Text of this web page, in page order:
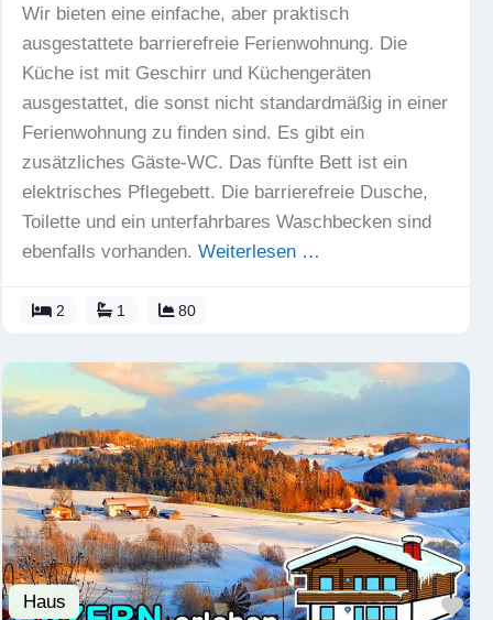
Wir bieten eine einfache, aber praktisch
ausgestattete barrierefreie Ferienwohnung. Die
Küche ist mit Geschirr und Küchengeräten
ausgestattet, die sonst nicht standardmäßig in einer
Ferienwohnung zu finden sind. Es gibt ein
zusätzliches Gäste-WC. Das fünfte Bett ist ein
elektrisches Pflegebett. Die barrierefreie Dusche,
Toilette und ein unterfahrbares Waschbecken sind
ebenfalls vorhanden. Weiterlesen …
2 1 80
Haus